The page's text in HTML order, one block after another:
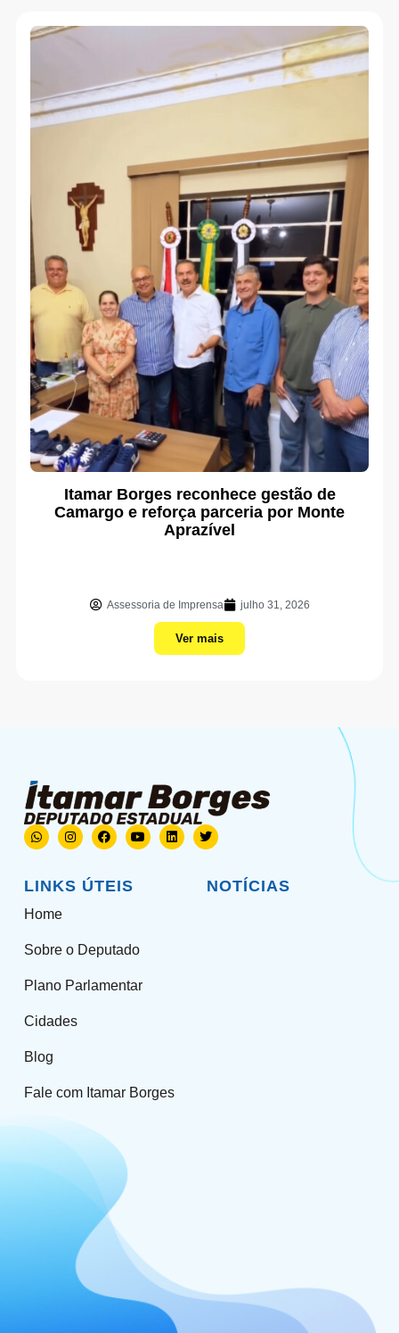
Itamar Borges reconhece gestão de
Camargo e reforça parceria por Monte
Aprazível
Assessoria de Imprensa julho 31, 2026
Ver mais
LINKS ÚTEIS
Home
Sobre o Deputado
Plano Parlamentar
Cidades
Blog
Fale com Itamar Borges
NOTÍCIAS